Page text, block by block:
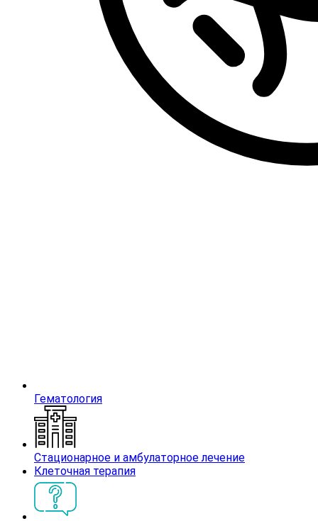
Гематология
Стационарное и амбулаторное лечение
Клеточная терапия